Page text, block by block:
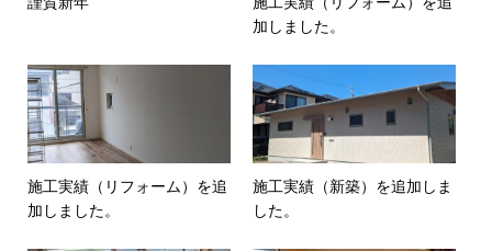
加しました。
施工実績（リフォーム）を追
加しました。
施工実績（新築）を追加しま
した。